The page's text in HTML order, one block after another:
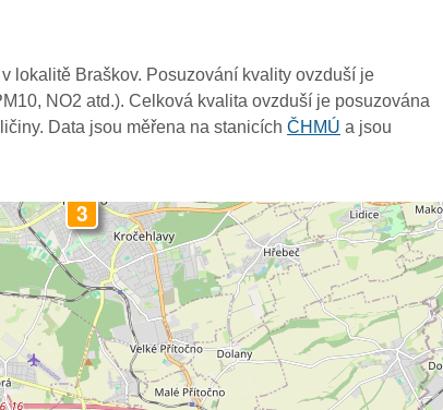
lokalitě Braškov. Posuzování kvality ovzduší je
NO2 atd.). Celková kvalita ovzduší je posuzována
Data jsou měřena na stanicíchČHMÚ a jsou
3
3